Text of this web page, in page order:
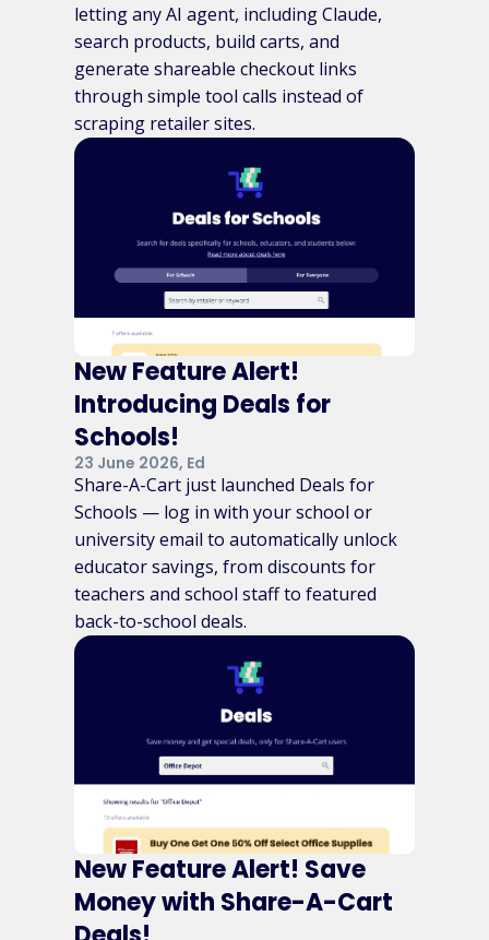
letting any AI agent, including Claude,
search products, build carts, and
generate shareable checkout links
through simple tool calls instead of
scraping retailer sites.
New Feature Alert!
Introducing Deals for
Schools!
23 June 2026, Ed
Share-A-Cart just launched Deals for
Schools — log in with your school or
university email to automatically unlock
educator savings, from discounts for
teachers and school staff to featured
back-to-school deals.
New Feature Alert! Save
Money with Share-A-Cart